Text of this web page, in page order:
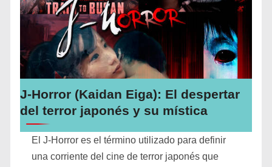
J-Horror (Kaidan Eiga): El despertar
del terror japonés y su mística
El J-Horror es el término utilizado para definir
una corriente del cine de terror japonés que